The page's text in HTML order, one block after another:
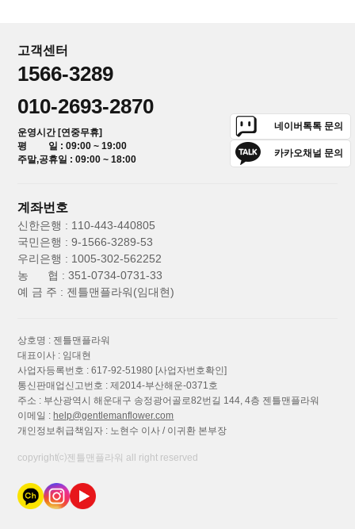
고객센터
1566-3289
010-2693-2870
운영시간 [연중무휴]
평 일 : 09:00 ~ 19:00
주말,공휴일 : 09:00 ~ 18:00
네이버톡톡 문의
카카오채널 문의
계좌번호
신한은행 : 110-443-440805
국민은행 : 9-1566-3289-53
우리은행 : 1005-302-562252
농 협 : 351-0734-0731-33
예 금 주 : 젠틀맨플라워(임대현)
상호명 : 젠틀맨플라워
대표이사 : 임대현
사업자등록번호 : 617-92-51980 [사업자번호확인]
통신판매업신고번호 : 제2014-부산해운-0371호
주소 : 부산광역시 해운대구 송정광어골로82번길 144, 4층 젠틀맨플라워
이메일 :help@gentlemanflower.com
개인정보취급책임자 : 노현수 이사 / 이귀환 본부장
copyright⒞젠틀맨플라워 all right reserved